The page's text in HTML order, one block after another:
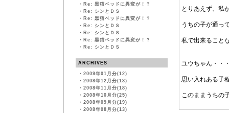
・ Re: 黒猫ベッドに異変が！？
・ Re: シンとＤＳ
・ Re: 黒猫ベッドに異変が！？
・ Re: シンとＤＳ
・ Re: シンとＤＳ
・ Re: 黒猫ベッドに異変が！？
・ Re: シンとＤＳ
ARCHIVES
・ 2009年01月分(12)
・ 2008年12月分(13)
・ 2008年11月分(18)
・ 2008年10月分(25)
・ 2008年09月分(19)
・ 2008年08月分(13)
とりあえず、私
うちの子が通っ
私で出来ること
ユウちゃん・・
思い入れある子
このままうちの